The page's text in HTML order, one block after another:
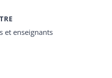
et enseignants